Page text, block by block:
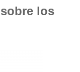
los